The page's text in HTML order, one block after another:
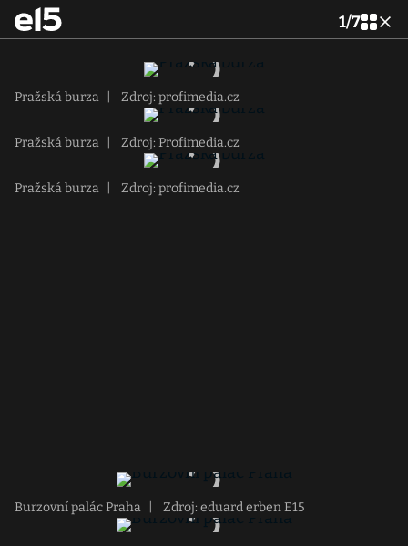
1/7
Pražská burza Zdroj: profimedia.cz
Pražská burza Zdroj: Profimedia.cz
Pražská burza Zdroj: profimedia.cz
Burzovní palác Praha Zdroj: eduard erben E15